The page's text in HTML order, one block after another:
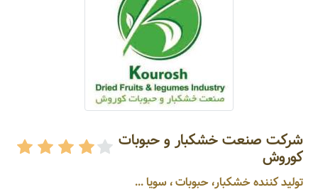
شرکت صنعت خشکبار و حبوبات
کوروش
تولید کننده خشکبار، حبوبات ، سویا ...